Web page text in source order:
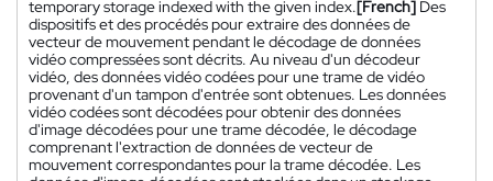
temporary storage indexed with the given index.[French] Des
dispositifs et des procédés pour extraire des données de
vecteur de mouvement pendant le décodage de données
vidéo compressées sont décrits. Au niveau d'un décodeur
vidéo, des données vidéo codées pour une trame de vidéo
provenant d'un tampon d'entrée sont obtenues. Les données
vidéo codées sont décodées pour obtenir des données
d'image décodées pour une trame décodée, le décodage
comprenant l'extraction de données de vecteur de
mouvement correspondantes pour la trame décodée. Les